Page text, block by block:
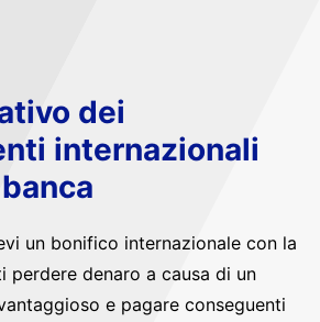
dei
internazionali
un bonifico internazionale con la
perdere denaro a causa di un
e pagare conseguenti